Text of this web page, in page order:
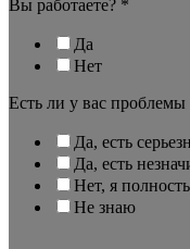
Вы работаете? *
Да
Нет
Есть ли у вас проблемы
Да, есть
Да, есть
Нет, я
Не знаю